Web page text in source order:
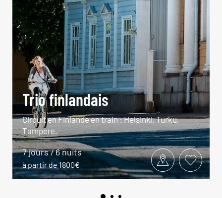
Trio finlandais
Circuit en Finlande en train : Helsinki, Turku,
Tampere.
7 jours / 6 nuits
à partir de 1800€